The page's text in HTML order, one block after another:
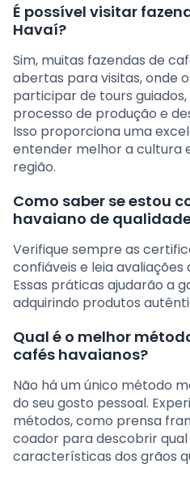
É possível visitar
Havaí?
Sim, muitas fazendas de
abertas para visitas, onde
participar de tours
processo de produção e
Isso proporciona uma
entender melhor a cultura
região.
Como saber se estou
havaiano de
Verifique sempre as
confiáveis e leia
Essas práticas ajudarão a
adquirindo produtos
Qual é o melhor
cafés havaianos?
Não há um único método
do seu gosto pessoal.
métodos, como prensa
coador para descobrir
características dos grãos